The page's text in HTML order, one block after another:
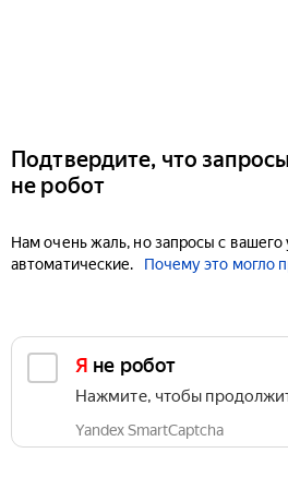
Подтвердите, что
не робот
Нам очень жаль, но запросы с вашего
автоматические.
Почему это могло
Я не робот
Нажмите, чтобы
Yandex SmartCaptcha